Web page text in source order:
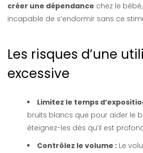
créer une dépendance chez le
incapable de s’endormir sans ce
Les risques d’une
excessive
Limitez le temps
bruits blancs que pour aider le
éteignez-les dès qu’il est
Contrôlez le volume : Le